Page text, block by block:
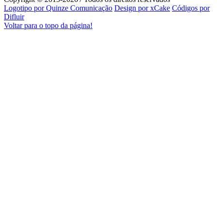
Logotipo porQuinze Comunicação Design porxCake Códigos por
Difluir
Voltar para o topo da página!